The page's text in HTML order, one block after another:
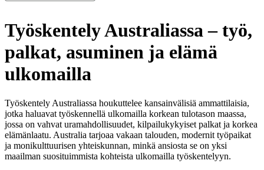
Työskentely Australiassa – työ,
palkat, asuminen ja elämä
ulkomailla
Työskentely Australiassa houkuttelee kansainvälisiä ammattilaisia,
jotka haluavat työskennellä ulkomailla korkean tulotason maassa,
jossa on vahvat uramahdollisuudet, kilpailukykyiset palkat ja korkea
elämänlaatu. Australia tarjoaa vakaan talouden, modernit työpaikat
ja monikulttuurisen yhteiskunnan, minkä ansiosta se on yksi
maailman suosituimmista kohteista ulkomailla työskentelyyn.